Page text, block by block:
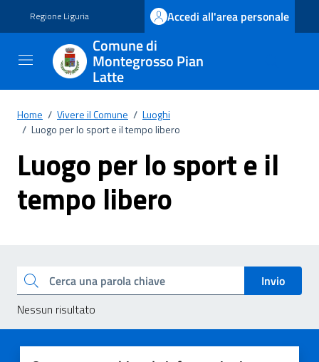
Regione Liguria Accedi all'area personale
Comune di
Montegrosso Pian
Latte
Home / Vivere il Comune / Luoghi
/ Luogo per lo sport e il tempo libero
Luogo per lo sport e il
tempo libero
Esplora tutti i documenti
Cerca una parola chiave
Invio
Nessun risultato